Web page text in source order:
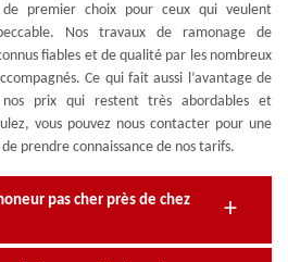
premier choix pour ceux qui veulent
Nos travaux de ramonage de
fiables et de qualité par les nombreux
Ce qui fait aussi l’avantage de
prix qui restent très abordables et
vous pouvez nous contacter pour une
prendre connaissance de nos tarifs.
pas cher près de chez